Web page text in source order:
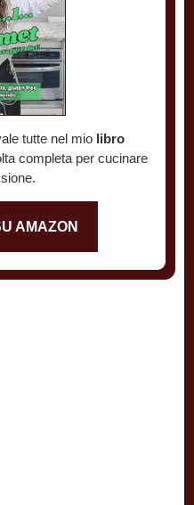
tutte nel mio libro
completa per cucinare
AMAZON